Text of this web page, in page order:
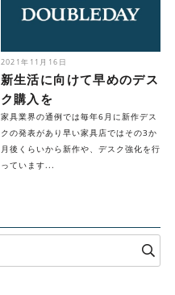
2021年11月16日
新生活に向けて早めのデス
ク購入を
家具業界の通例では毎年6月に新作デス
クの発表があり早い家具店ではその3か
月後くらいから新作や、デスク強化を行
っています...